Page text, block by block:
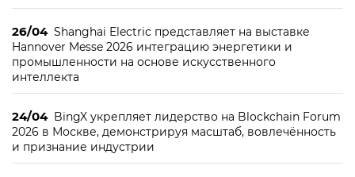
26/04 Shanghai Electric представляет на выставке
Hannover Messe 2026 интеграцию энергетики и
промышленности на основе искусственного
интеллекта
24/04 BingX укрепляет лидерство на Blockchain Forum
2026 в Москве, демонстрируя масштаб, вовлечённость
и признание индустрии